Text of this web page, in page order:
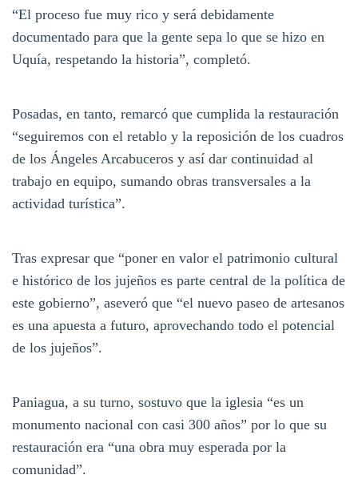
“El proceso fue muy rico y será debidamente
documentado para que la gente sepa lo que se hizo en
Uquía, respetando la historia”, completó.
Posadas, en tanto, remarcó que cumplida la restauración
“seguiremos con el retablo y la reposición de los cuadros
de los Ángeles Arcabuceros y así dar continuidad al
trabajo en equipo, sumando obras transversales a la
actividad turística”.
Tras expresar que “poner en valor el patrimonio cultural
e histórico de los jujeños es parte central de la política de
este gobierno”, aseveró que “el nuevo paseo de artesanos
es una apuesta a futuro, aprovechando todo el potencial
de los jujeños”.
Paniagua, a su turno, sostuvo que la iglesia “es un
monumento nacional con casi 300 años” por lo que su
restauración era “una obra muy esperada por la
comunidad”.